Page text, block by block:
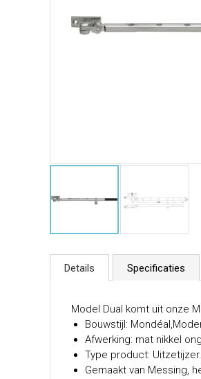
Details Specificaties
Model Dual komt uit onze
Bouwstijl:
Afwerking: mat nikkel
Type product: Uitzetijzer.
Gemaakt van Messing,